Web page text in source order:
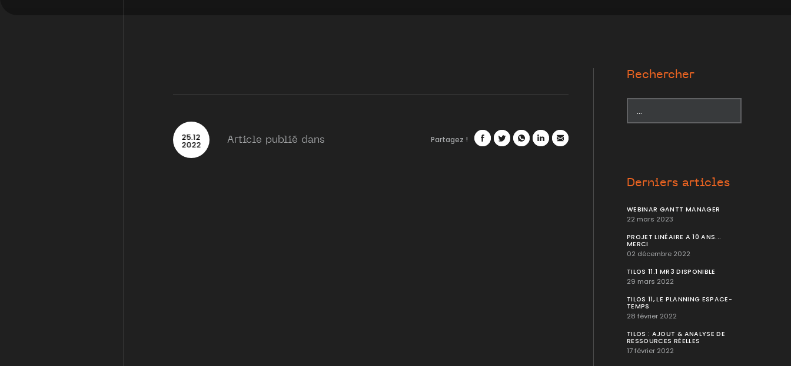
25.12
2022 Article publié dans Partagez !
Rechercher
Derniers articles
WEBINAR GANTT MANAGER
22 mars 2023
PROJET LINÉAIRE A 10 ANS...
MERCI
02 décembre 2022
TILOS 11.1 MR3 DISPONIBLE
29 mars 2022
TILOS 11, LE PLANNING ESPACE-
TEMPS
28 février 2022
TILOS : AJOUT & ANALYSE DE
RESSOURCES RÉELLES
17 février 2022